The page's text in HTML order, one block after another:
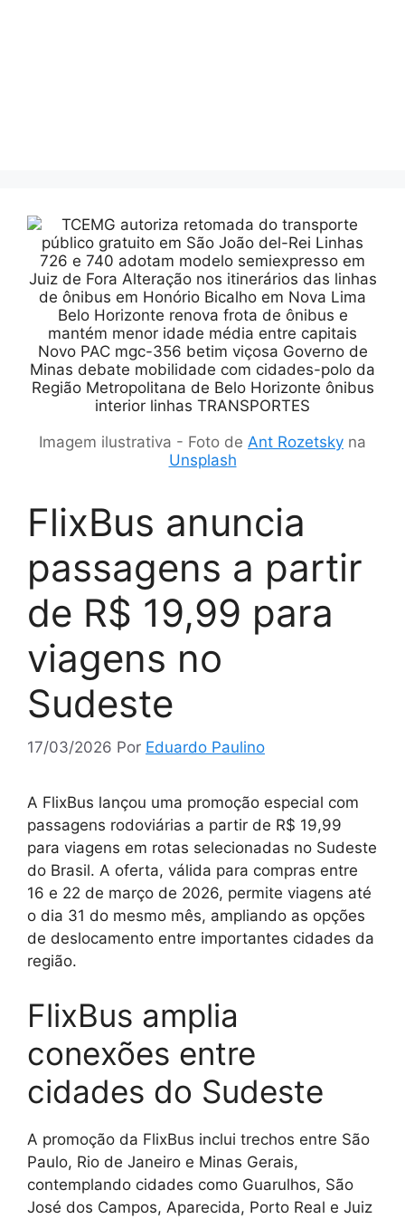
Imagem ilustrativa - Foto de Ant Rozetsky na
Unsplash
FlixBus anuncia
passagens a partir
de R$ 19,99 para
viagens no
Sudeste
17/03/2026 Por Eduardo Paulino
A FlixBus lançou uma promoção especial com
passagens rodoviárias a partir de R$ 19,99
para viagens em rotas selecionadas no Sudeste
do Brasil. A oferta, válida para compras entre
16 e 22 de março de 2026, permite viagens até
o dia 31 do mesmo mês, ampliando as opções
de deslocamento entre importantes cidades da
região.
FlixBus amplia
conexões entre
cidades do Sudeste
A promoção da FlixBus inclui trechos entre São
Paulo, Rio de Janeiro e Minas Gerais,
contemplando cidades como Guarulhos, São
José dos Campos, Aparecida, Porto Real e Juiz